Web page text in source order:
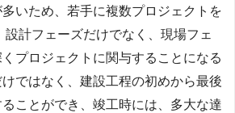
いため、若手に複数プロジェクトを
設計フェーズだけでなく、現場フェ
プロジェクトに関与することになる
ではなく、建設工程の初めから最後
ことができ、竣工時には、多大な達